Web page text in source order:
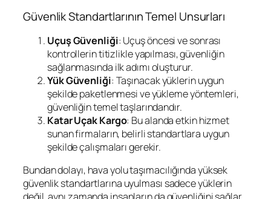
Güvenlik Standartlarının Temel Unsurları
Uçuş Güvenliği: Uçuş öncesi ve sonrası
kontrollerin titizlikle yapılması, güvenliğin
sağlanmasında ilk adımı oluşturur.
Yük Güvenliği: Taşınacak yüklerin uygun
şekilde paketlenmesi ve yükleme yöntemleri,
güvenliğin temel taşlarındandır.
Katar Uçak Kargo: Bu alanda etkin hizmet
sunan firmaların, belirli standartlara uygun
şekilde çalışmaları gerekir.
Bundan dolayı, hava yolu taşımacılığında yüksek
güvenlik standartlarına uyulması sadece yüklerin